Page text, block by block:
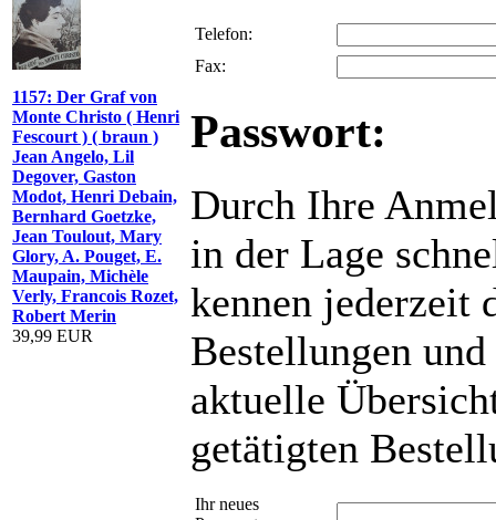
1157: Der Graf von
Monte Christo ( Henri
Fescourt ) ( braun )
Jean Angelo, Lil
Degover, Gaston
Modot, Henri Debain,
Bernhard Goetzke,
Jean Toulout, Mary
Glory, A. Pouget, E.
Maupain, Michèle
Verly, Francois Rozet,
Robert Merin
39,99 EUR
Telefon:
Fax:
Passwort:
Durch Ihre
in der Lage
kennen jederzeit
Bestellungen
aktuelle
getätigten
Ihr neues